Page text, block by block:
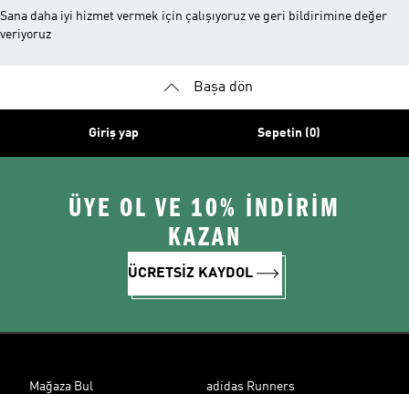
Sana daha iyi hizmet vermek için çalışıyoruz ve geri bildirimine değer
veriyoruz
Başa dön
Giriş yap Sepetin (0)
ÜYE OL VE 10% İNDİRİM
KAZAN
ÜCRETSİZ KAYDOL
Mağaza Bul adidas Runners